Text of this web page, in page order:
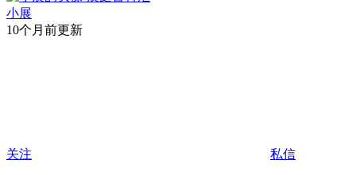
小展
10个月前更新
关注 私信